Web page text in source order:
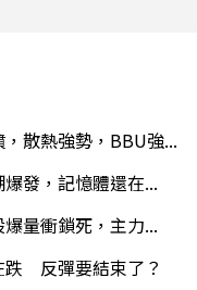
散熱強勢，BBU強...
發，記憶體還在...
量衝鎖死，主力...
反彈要結束了？